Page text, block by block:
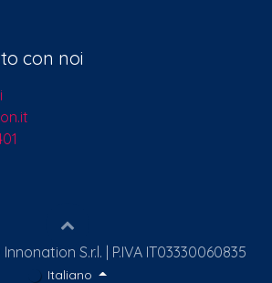
con noi
S.r.l. | P.IVA IT03330060835
Italiano